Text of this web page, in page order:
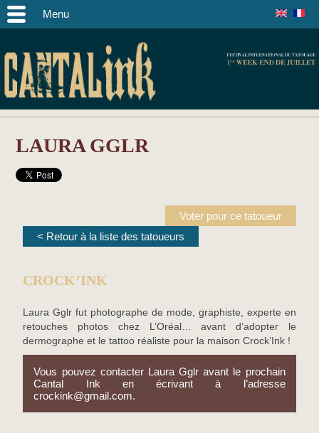
Menu
LAURA GGLR
Voter pour ce tatoueur
< Retour à la liste des tatoueurs
CROCK’INK
Laura Gglr fut photographe de mode, graphiste, experte en
retouches photos chez L’Oréal… avant d’adopter le
dermographe et le tattoo réaliste pour la maison Crock’Ink !
Vous pouvez contacter Laura Gglr avant le prochain
Cantal Ink en écrivant à l’adresse
crockink@gmail.com.